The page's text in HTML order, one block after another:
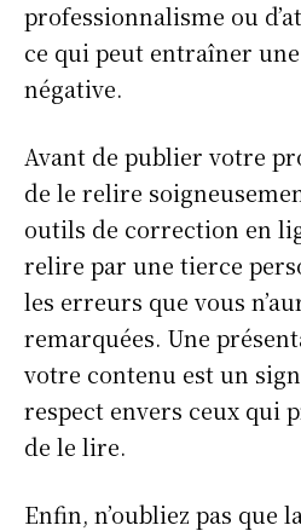
professionnalisme ou
ce qui peut entraîner
négative.
Avant de publier votre
de le relire
outils de correction en
relire par une tierce
les erreurs que vous
remarquées. Une
votre contenu est un
respect envers ceux qui
de le lire.
Enfin, n’oubliez pas que